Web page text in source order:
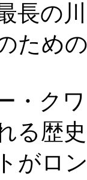
長の
ため
・ク
る歴
がロ